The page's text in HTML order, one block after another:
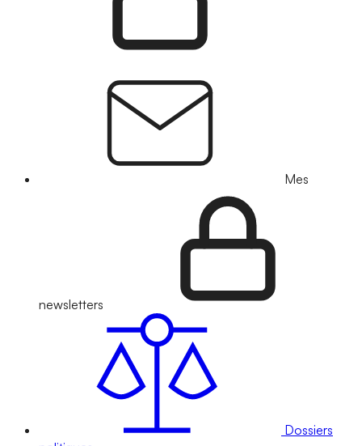
Mes
newsletters
Dossiers